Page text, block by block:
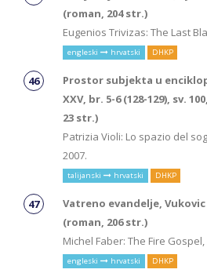
(roman, 204 str.)
Eugenios Trivizas: The Last
engleski hrvatski DHKP
Prostor subjekta u
XXV, br. 5-6 (128-129), sv.
23 str.)
Patrizia Violi: Lo spazio del
2007.
talijanski hrvatski DHKP
Vatreno evandelje, Vukovic
(roman, 206 str.)
Michel Faber: The Fire Gospel,
engleski hrvatski DHKP